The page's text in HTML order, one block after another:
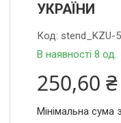
УКРАЇНИ
В наявності 8 од.
Код: stend_KZU-
250,60 ₴
Мінімальна сума